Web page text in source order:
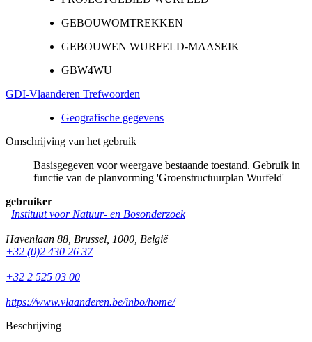
GEBOUWOMTREKKEN
GEBOUWEN WURFELD-MAASEIK
GBW4WU
GDI-Vlaanderen Trefwoorden
Geografische gegevens
Omschrijving van het gebruik
Basisgegeven voor weergave bestaande toestand. Gebruik in
functie van de planvorming 'Groenstructuurplan Wurfeld'
gebruiker
Instituut voor Natuur- en Bosonderzoek
Havenlaan 88 Brussel 1000 België
+32 (0)2 430 26 37
+32 2 525 03 00
https://www.vlaanderen.be/inbo/home/
Beschrijving